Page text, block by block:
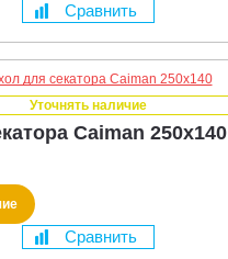
Сравнить
Уточнять наличие
Caiman 250x140
Сравнить